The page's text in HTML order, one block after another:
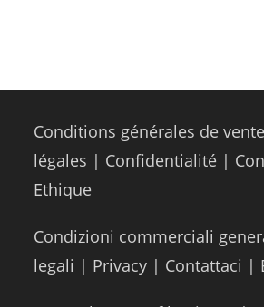
Conditions générales de vente
légales | Confidentialité |
Ethique
Condizioni commerciali
legali | Privacy | Contattaci |